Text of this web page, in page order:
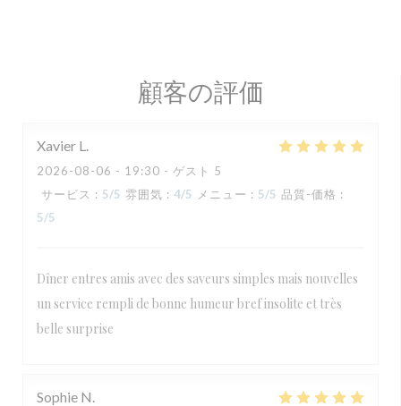
顧客の評価
Xavier L
2026-08-06 - 19:30 - ゲスト 5
サービス : 5/5 雰囲気 : 4/5 メニュー : 5/5 品質-価格 :
5/5
Dîner entres amis avec des saveurs simples mais nouvelles
un service rempli de bonne humeur bref insolite et très
belle surprise
Sophie N